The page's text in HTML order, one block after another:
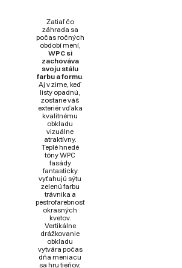
Zatiaľ čo
záhrada sa
počas ročných
období mení,
WPC si
zachováva
svoju stálu
farbu a formu.
Aj v zime, keď
listy opadnú,
zostane váš
exteriér vďaka
kvalitnému
obkladu
vizuálne
atraktívny.
Teplé hnedé
tóny WPC
fasády
fantasticky
vyťahujú sýtu
zelenú farbu
trávnika a
pestrofarebnosť
okrasných
kvetov.
Vertikálne
drážkovanie
obkladu
vytvára počas
dňa meniacu
sa hru tieňov,